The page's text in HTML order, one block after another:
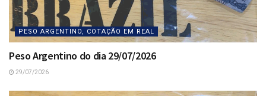
PESO ARGENTINO, COTAÇÃO EM REAL
Peso Argentino do dia 29/07/2026
29/07/2026